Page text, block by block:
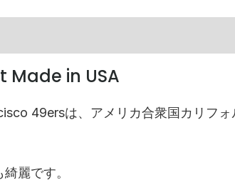
Made in USA
49ersは、アメリカ合衆国カリフ
麗です。